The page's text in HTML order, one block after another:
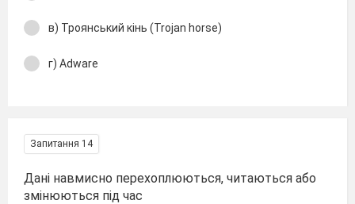
в) Троянський кінь (Trojan horse)
г) Adware
Запитання 14
Дані навмисно перехоплюються, читаються або
змінюються під час